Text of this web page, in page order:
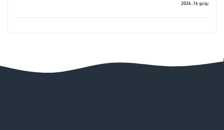
يونيو 16, 2026